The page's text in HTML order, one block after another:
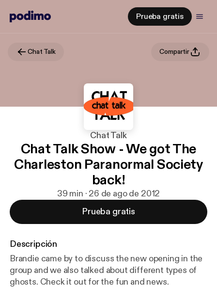
Prueba gratis
Chat Talk Compartir
Chat Talk
Chat Talk Show - We got The
Charleston Paranormal Society
back!
39 min · 26 de ago de 2012
Prueba gratis
Descripción
Brandie came by to discuss the new opening in the
group and we also talked about different types of
ghosts. Check it out for the fun and news.